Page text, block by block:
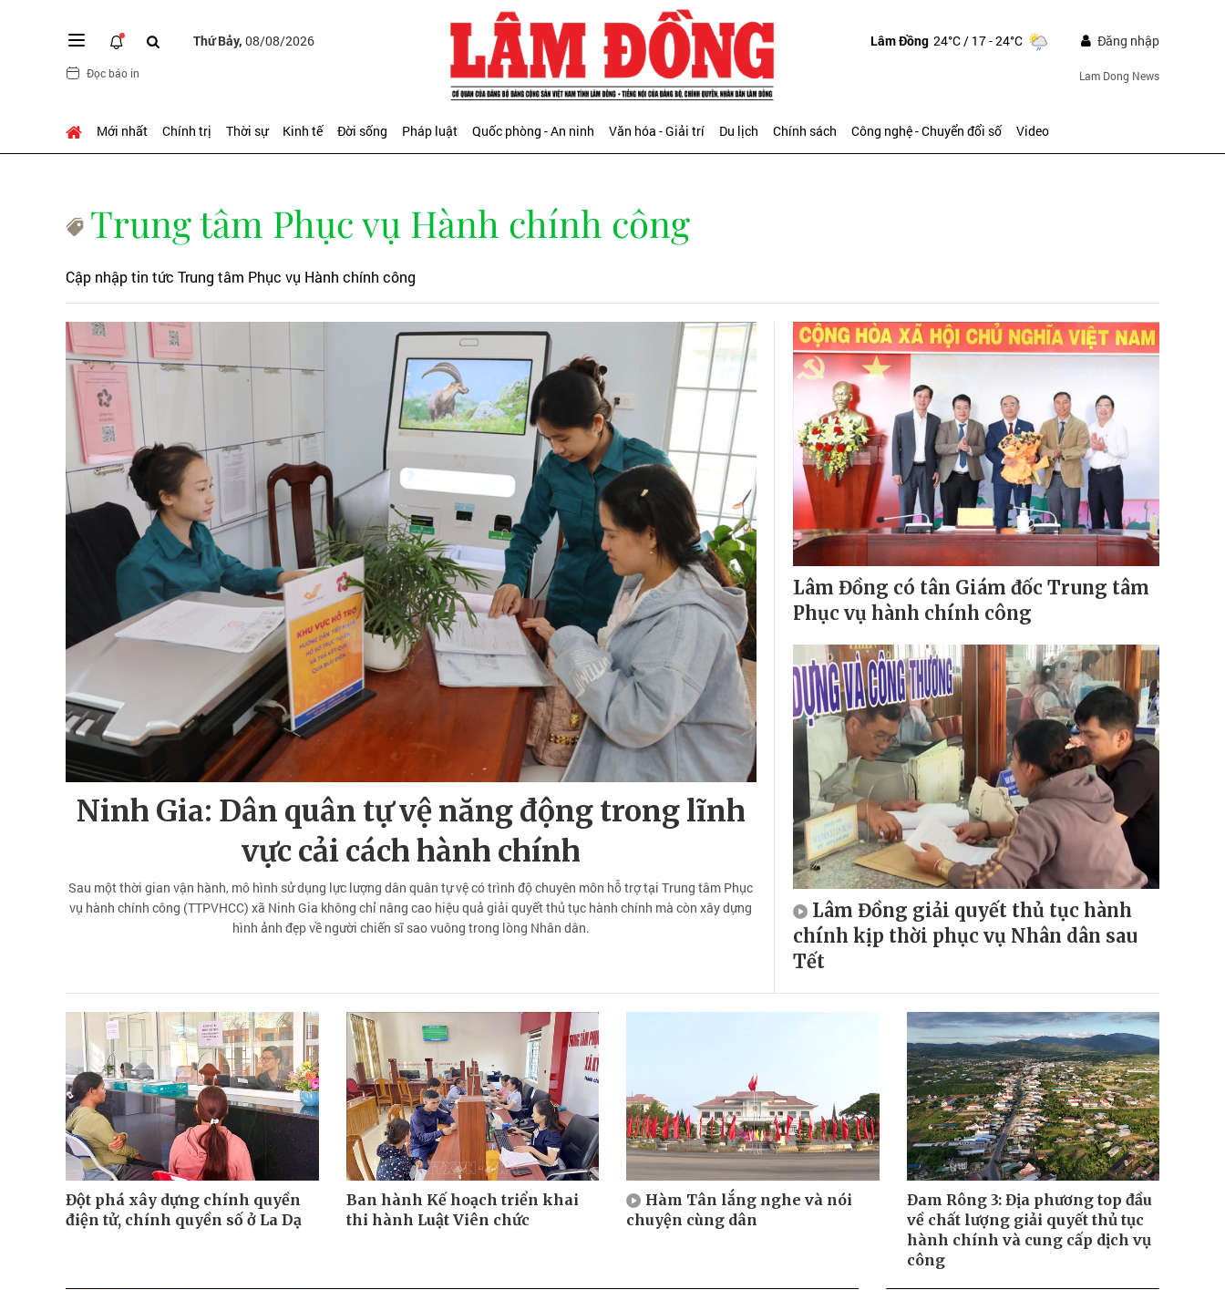
Thứ Bảy, 08/08/2026
Đọc báo in
Lâm Đồng 24°C/ 17 - 24°C Đăng nhập
Lam Dong News
Mới nhất Chính trị Thời sự Kinh tế Đời sống Pháp luật Quốc phòng - An ninh Văn hóa - Giải trí Du lịch Chính sách Công nghệ - Chuyển đổi số Video
Trung tâm Phục vụ Hành chính công
Cập nhập tin tức Trung tâm Phục vụ Hành chính công
Ninh Gia: Dân quân tự vệ năng động trong lĩnh
vực cải cách hành chính
Sau một thời gian vận hành, mô hình sử dụng lực lượng dân quân tự vệ có trình độ chuyên môn hỗ trợ tại Trung tâm Phục
vụ hành chính công (TTPVHCC) xã Ninh Gia không chỉ nâng cao hiệu quả giải quyết thủ tục hành chính mà còn xây dựng
hình ảnh đẹp về người chiến sĩ sao vuông trong lòng Nhân dân.
Lâm Đồng có tân Giám đốc Trung tâm
Phục vụ hành chính công
Lâm Đồng giải quyết thủ tục hành
chính kịp thời phục vụ Nhân dân sau
Tết
Đột phá xây dựng chính quyền
điện tử, chính quyền số ở La Dạ
Ban hành Kế hoạch triển khai
thi hành Luật Viên chức
Hàm Tân lắng nghe và nói
chuyện cùng dân
Đam Rông 3: Địa phương top đầu
về chất lượng giải quyết thủ tục
hành chính và cung cấp dịch vụ
công